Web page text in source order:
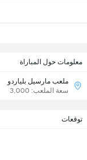
معلومات حول المباراة
ملعب مارسيل بلياردو
سعة الملعب: 3,000
توقعات